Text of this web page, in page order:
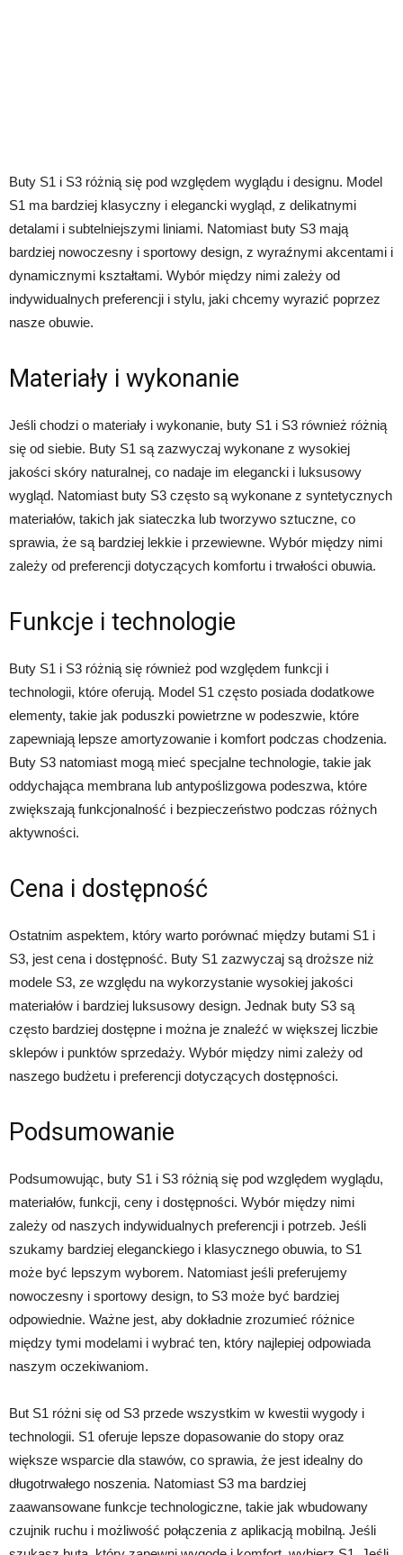
Buty S1 i S3 różnią się pod względem wyglądu i designu. Model
S1 ma bardziej klasyczny i elegancki wygląd, z delikatnymi
detalami i subtelniejszymi liniami. Natomiast buty S3 mają
bardziej nowoczesny i sportowy design, z wyraźnymi akcentami i
dynamicznymi kształtami. Wybór między nimi zależy od
indywidualnych preferencji i stylu, jaki chcemy wyrazić poprzez
nasze obuwie.
Materiały i wykonanie
Jeśli chodzi o materiały i wykonanie, buty S1 i S3 również różnią
się od siebie. Buty S1 są zazwyczaj wykonane z wysokiej
jakości skóry naturalnej, co nadaje im elegancki i luksusowy
wygląd. Natomiast buty S3 często są wykonane z syntetycznych
materiałów, takich jak siateczka lub tworzywo sztuczne, co
sprawia, że są bardziej lekkie i przewiewne. Wybór między nimi
zależy od preferencji dotyczących komfortu i trwałości obuwia.
Funkcje i technologie
Buty S1 i S3 różnią się również pod względem funkcji i
technologii, które oferują. Model S1 często posiada dodatkowe
elementy, takie jak poduszki powietrzne w podeszwie, które
zapewniają lepsze amortyzowanie i komfort podczas chodzenia.
Buty S3 natomiast mogą mieć specjalne technologie, takie jak
oddychająca membrana lub antypoślizgowa podeszwa, które
zwiększają funkcjonalność i bezpieczeństwo podczas różnych
aktywności.
Cena i dostępność
Ostatnim aspektem, który warto porównać między butami S1 i
S3, jest cena i dostępność. Buty S1 zazwyczaj są droższe niż
modele S3, ze względu na wykorzystanie wysokiej jakości
materiałów i bardziej luksusowy design. Jednak buty S3 są
często bardziej dostępne i można je znaleźć w większej liczbie
sklepów i punktów sprzedaży. Wybór między nimi zależy od
naszego budżetu i preferencji dotyczących dostępności.
Podsumowanie
Podsumowując, buty S1 i S3 różnią się pod względem wyglądu,
materiałów, funkcji, ceny i dostępności. Wybór między nimi
zależy od naszych indywidualnych preferencji i potrzeb. Jeśli
szukamy bardziej eleganckiego i klasycznego obuwia, to S1
może być lepszym wyborem. Natomiast jeśli preferujemy
nowoczesny i sportowy design, to S3 może być bardziej
odpowiednie. Ważne jest, aby dokładnie zrozumieć różnice
między tymi modelami i wybrać ten, który najlepiej odpowiada
naszym oczekiwaniom.
But S1 różni się od S3 przede wszystkim w kwestii wygody i
technologii. S1 oferuje lepsze dopasowanie do stopy oraz
większe wsparcie dla stawów, co sprawia, że jest idealny do
długotrwałego noszenia. Natomiast S3 ma bardziej
zaawansowane funkcje technologiczne, takie jak wbudowany
czujnik ruchu i możliwość połączenia z aplikacją mobilną. Jeśli